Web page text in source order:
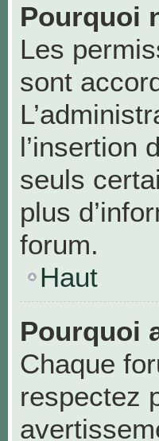
Pourquoi
Les
sont
l’insertion
seuls
plus
forum.
Haut
Pourquoi
Chaque
respectez